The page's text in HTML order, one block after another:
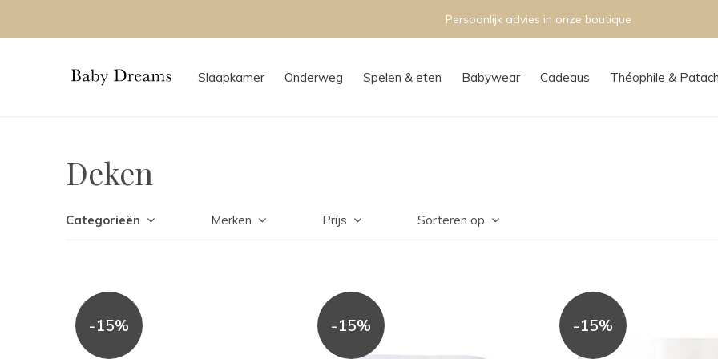
Slaapkamer Onderweg Spelen & eten Babywear Cadeaus Théophile &
Persoonlijk advies in onze boutique
Deken
Categorieën Merken Prijs Sorteren op
-15% -15% -15%